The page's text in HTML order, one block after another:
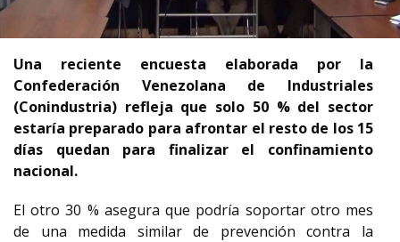
Una reciente encuesta elaborada por la
Confederación Venezolana de Industriales
(Conindustria) refleja que solo 50 % del sector
estaría preparado para afrontar el resto de los 15
días quedan para finalizar el confinamiento
nacional.
El otro 30 % asegura que podría soportar otro mes
de una medida similar de prevención contra la